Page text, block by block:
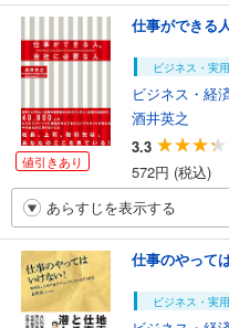
値引きあり
仕事ができる
ビジネス・実用
ビジネス・経
酒井英之
3.3
572円 (税込)
あらすじを表示する
仕事のやって
ビジネス・実用